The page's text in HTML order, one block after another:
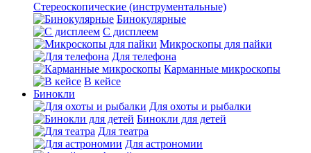
Стереоскопические (инструментальные)
Бинокулярные
С дисплеем
Микроскопы для пайки
Для телефона
Карманные микроскопы
В кейсе
Бинокли
Для охоты и рыбалки
Бинокли для детей
Для театра
Для астрономии